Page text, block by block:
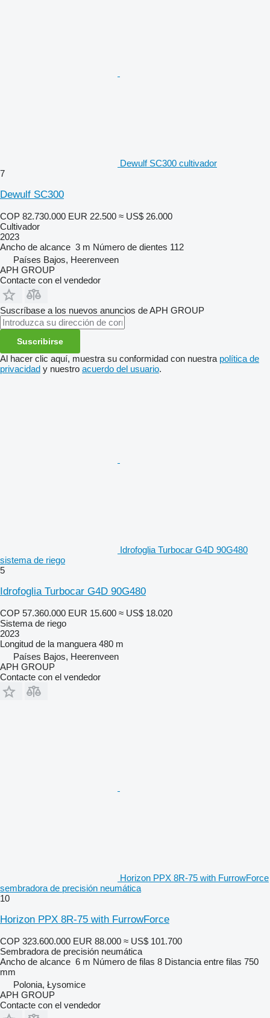
Dewulf SC300 cultivador
7
Dewulf SC300
COP 82.730.000 EUR 22.500 ≈ US$ 26.000
Cultivador
2023
Ancho de alcance 3 m Número de dientes 112
Países Bajos, Heerenveen
APH GROUP
Contacte con el vendedor
Suscríbase a los nuevos anuncios de APH GROUP
Suscribirse
Al hacer clic aquí, muestra su conformidad con nuestra política de
privacidad y nuestro acuerdo del usuario.
Idrofoglia Turbocar G4D 90G480
sistema de riego
5
Idrofoglia Turbocar G4D 90G480
COP 57.360.000 EUR 15.600 ≈ US$ 18.020
Sistema de riego
2023
Longitud de la manguera 480 m
Países Bajos, Heerenveen
APH GROUP
Contacte con el vendedor
Horizon PPX 8R-75 with FurrowForce
sembradora de precisión neumática
10
Horizon PPX 8R-75 with FurrowForce
COP 323.600.000 EUR 88.000 ≈ US$ 101.700
Sembradora de precisión neumática
Ancho de alcance 6 m Número de filas 8 Distancia entre filas 750
mm
Polonia, Łysomice
APH GROUP
Contacte con el vendedor